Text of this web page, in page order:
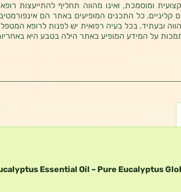
ומוסמכת, ואינו מהווה תחליף להתייעצות
כל התכנים המופיעים באתר הם
ובעתיד. בכל בעיה רפואית יש לפנות לרופא
על המידע המופיע באתר הילה בטבע היא
Essential Oil – Pure Eucalyptus